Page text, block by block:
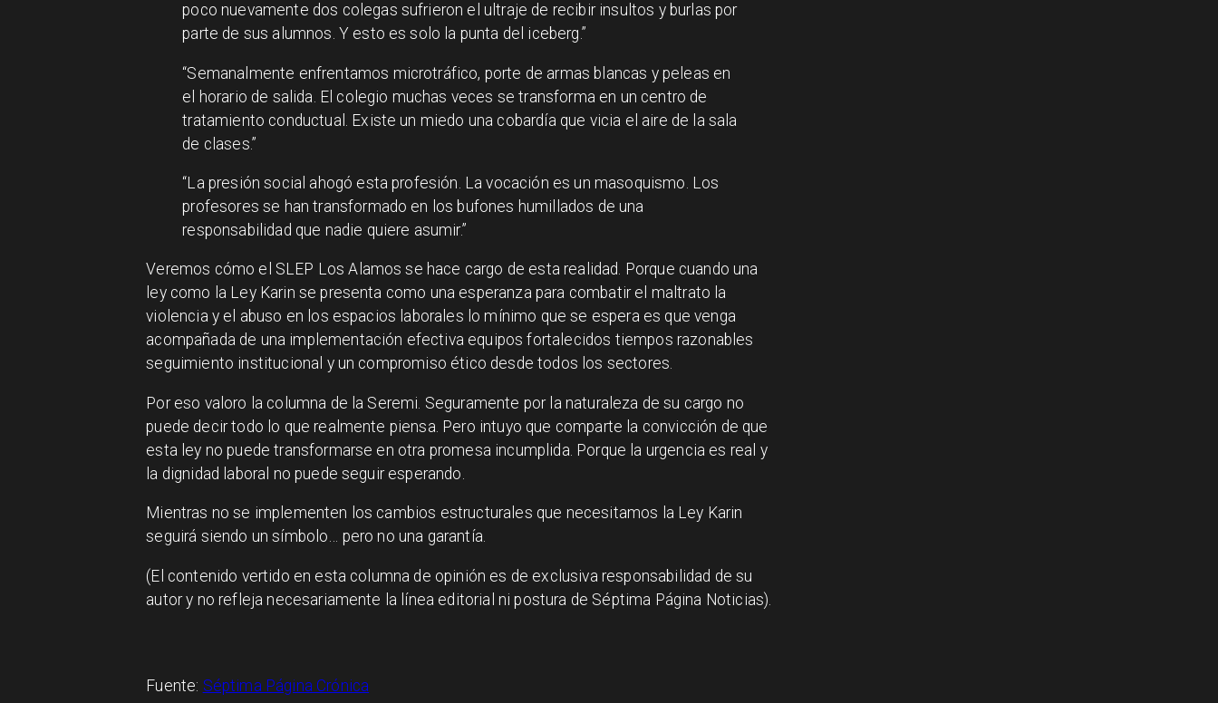
poco nuevamente dos colegas sufrieron el ultraje de recibir insultos y burlas por
parte de sus alumnos. Y esto es solo la punta del iceberg.”
“Semanalmente enfrentamos microtráfico, porte de armas blancas y peleas en
el horario de salida. El colegio muchas veces se transforma en un centro de
tratamiento conductual. Existe un miedo una cobardía que vicia el aire de la sala
de clases.”
“La presión social ahogó esta profesión. La vocación es un masoquismo. Los
profesores se han transformado en los bufones humillados de una
responsabilidad que nadie quiere asumir.”
Veremos cómo el SLEP Los Alamos se hace cargo de esta realidad. Porque cuando una
ley como la Ley Karin se presenta como una esperanza para combatir el maltrato la
violencia y el abuso en los espacios laborales lo mínimo que se espera es que venga
acompañada de una implementación efectiva equipos fortalecidos tiempos razonables
seguimiento institucional y un compromiso ético desde todos los sectores.
Por eso valoro la columna de la Seremi. Seguramente por la naturaleza de su cargo no
puede decir todo lo que realmente piensa. Pero intuyo que comparte la convicción de que
esta ley no puede transformarse en otra promesa incumplida. Porque la urgencia es real y
la dignidad laboral no puede seguir esperando.
Mientras no se implementen los cambios estructurales que necesitamos la Ley Karin
seguirá siendo un símbolo… pero no una garantía.
(El contenido vertido en esta columna de opinión es de exclusiva responsabilidad de su
autor y no refleja necesariamente la línea editorial ni postura de Séptima Página Noticias).
Fuente: Séptima Página Crónica